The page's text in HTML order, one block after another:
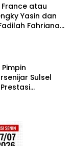
atau
Yasin dan
Fahriana
Piala
Sulsel